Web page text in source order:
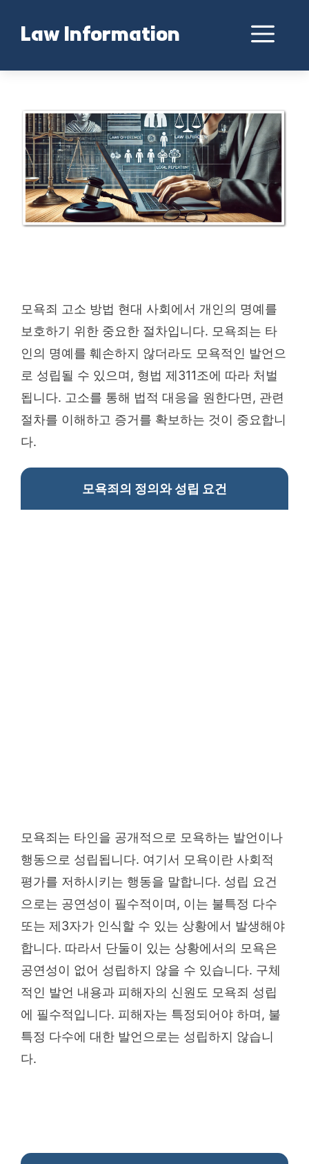
contentLaw Information
모욕죄 고소 방법 현대 사회에서 개인의 명예를
보호하기 위한 중요한 절차입니다. 모욕죄는 타
인의 명예를 훼손하지 않더라도 모욕적인 발언으
로 성립될 수 있으며, 형법 제311조에 따라 처벌
됩니다. 고소를 통해 법적 대응을 원한다면, 관련
절차를 이해하고 증거를 확보하는 것이 중요합니
다.
모욕죄의 정의와 성립 요건
모욕죄는 타인을 공개적으로 모욕하는 발언이나
행동으로 성립됩니다. 여기서 모욕이란 사회적
평가를 저하시키는 행동을 말합니다. 성립 요건
으로는 공연성이 필수적이며, 이는 불특정 다수
또는 제3자가 인식할 수 있는 상황에서 발생해야
합니다. 따라서 단둘이 있는 상황에서의 모욕은
공연성이 없어 성립하지 않을 수 있습니다. 구체
적인 발언 내용과 피해자의 신원도 모욕죄 성립
에 필수적입니다. 피해자는 특정되어야 하며, 불
특정 다수에 대한 발언으로는 성립하지 않습니
다.